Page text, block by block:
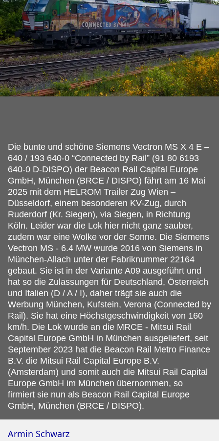
Die bunte und schöne Siemens Vectron MS X 4 E –
640 / 193 640-0 “Connected by Rail” (91 80 6193
640-0 D-DISPO) der Beacon Rail Capital Europe
GmbH, München (BRCE / DISPO) fährt am 16 Mai
2025 mit dem HELROM Trailer Zug Wien –
Düsseldorf, einem besonderen KV-Zug, durch
Ruderdorf (Kr. Siegen), via Siegen, in Richtung
Köln. Leider war die Lok hier nicht ganz sauber,
zudem war eine Wolke vor der Sonne. Die Siemens
Vectron MS - 6.4 MW wurde 2016 von Siemens in
München-Allach unter der Fabriknummer 22164
gebaut. Sie ist in der Variante A09 ausgeführt und
hat so die Zulassungen für Deutschland, Österreich
und Italien (D / A / I), daher trägt sie auch die
Werbung München, Kufstein, Verona (Connected by
Rail). Sie hat eine Höchstgeschwindigkeit von 160
km/h. Die Lok wurde an die MRCE - Mitsui Rail
Capital Europe GmbH in München ausgeliefert, seit
September 2023 hat die Beacon Rail Metro Finance
B.V. die Mitsui Rail Capital Europe B.V.
(Amsterdam) und somit auch die Mitsui Rail Capital
Europe GmbH im München übernommen, so
firmiert sie nun als Beacon Rail Capital Europe
GmbH, München (BRCE / DISPO).
Armin Schwarz